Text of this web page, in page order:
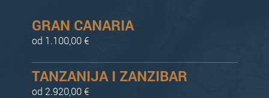
GRAN CANARIA
od 1.100,00 €
TANZANIJA I ZANZIBAR
od 2.920,00 €